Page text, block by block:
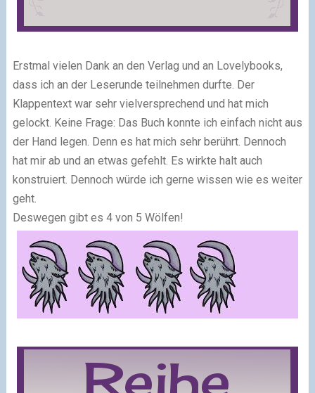
Erstmal vielen Dank an den Verlag und an Lovelybooks,
dass ich an der Leserunde teilnehmen durfte. Der
Klappentext war sehr vielversprechend und hat mich
gelockt. Keine Frage: Das Buch konnte ich einfach nicht aus
der Hand legen. Denn es hat mich sehr berührt. Dennoch
hat mir ab und an etwas gefehlt. Es wirkte halt auch
konstruiert. Dennoch würde ich gerne wissen wie es weiter
geht.
Deswegen gibt es 4 von 5 Wölfen!